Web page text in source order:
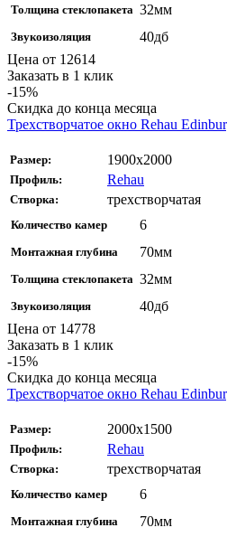
Толщина стеклопакета 32мм
Звукоизоляция
40дб
Цена от 12614
Заказать в 1 клик
-15%
Скидка до конца месяца
Трехстворчатое окно Rehаu
Размер: 1900х2000
Профиль: Rehau
Створка: трехстворчатая
Количество камер 6
Монтажная глубина 70мм
Толщина стеклопакета 32мм
Звукоизоляция
40дб
Цена от 14778
Заказать в 1 клик
-15%
Скидка до конца месяца
Трехстворчатое окно Rehаu
Размер: 2000х1500
Профиль: Rehau
Створка: трехстворчатая
Количество камер 6
Монтажная глубина 70мм